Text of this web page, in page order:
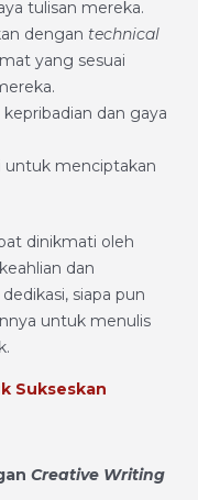
tulisan mereka.
dengan technical
yang sesuai
dan gaya
untuk menciptakan
dinikmati oleh
dan
siapa pun
untuk menulis
Sukseskan
Creative Writing